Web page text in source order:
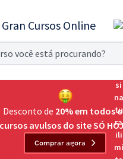
Ilimitada 11
os cursos. Teste grátis por 7 dias!
OAB Até Passar
a toda preparação para o Exame da
Multiprofissionais
Desconto de 20% em todos
cursos avulsos do site SÓ
Comprar agora